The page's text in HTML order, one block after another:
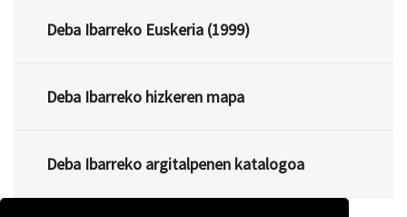
Deba Ibarreko Euskeria (1999)
Deba Ibarreko hizkeren mapa
Deba Ibarreko argitalpenen katalogoa